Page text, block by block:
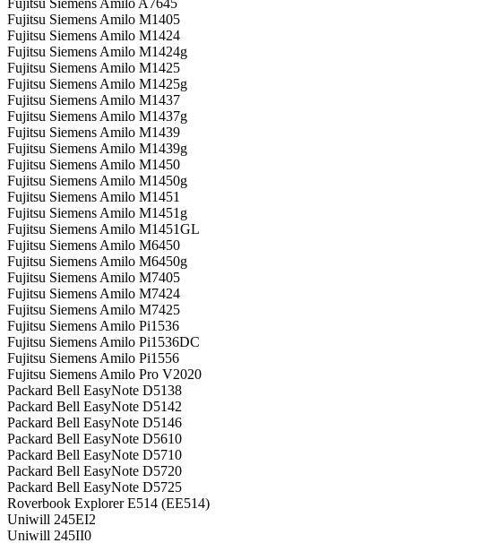
Fujitsu Siemens Amilo A7645
Fujitsu Siemens Amilo M1405
Fujitsu Siemens Amilo M1424
Fujitsu Siemens Amilo M1424g
Fujitsu Siemens Amilo M1425
Fujitsu Siemens Amilo M1425g
Fujitsu Siemens Amilo M1437
Fujitsu Siemens Amilo M1437g
Fujitsu Siemens Amilo M1439
Fujitsu Siemens Amilo M1439g
Fujitsu Siemens Amilo M1450
Fujitsu Siemens Amilo M1450g
Fujitsu Siemens Amilo M1451
Fujitsu Siemens Amilo M1451g
Fujitsu Siemens Amilo M1451GL
Fujitsu Siemens Amilo M6450
Fujitsu Siemens Amilo M6450g
Fujitsu Siemens Amilo M7405
Fujitsu Siemens Amilo M7424
Fujitsu Siemens Amilo M7425
Fujitsu Siemens Amilo Pi1536
Fujitsu Siemens Amilo Pi1536DC
Fujitsu Siemens Amilo Pi1556
Fujitsu Siemens Amilo Pro V2020
Packard Bell EasyNote D5138
Packard Bell EasyNote D5142
Packard Bell EasyNote D5146
Packard Bell EasyNote D5610
Packard Bell EasyNote D5710
Packard Bell EasyNote D5720
Packard Bell EasyNote D5725
Roverbook Explorer E514 (EE514)
Uniwill 245EI2
Uniwill 245II0